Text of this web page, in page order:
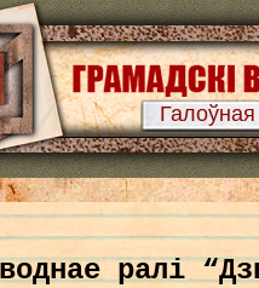
Галоўная
ралі